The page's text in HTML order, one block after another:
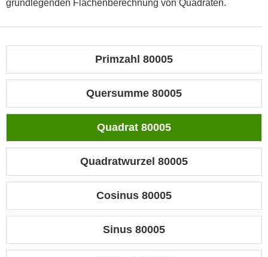
grundlegenden Flächenberechnung von Quadraten.
Primzahl 80005
Quersumme 80005
Quadrat 80005
Quadratwurzel 80005
Cosinus 80005
Sinus 80005